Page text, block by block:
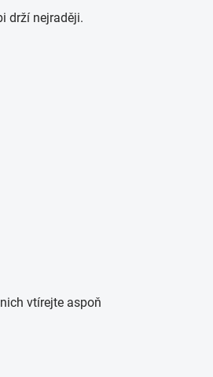
drží nejraději.
vtírejte aspoň